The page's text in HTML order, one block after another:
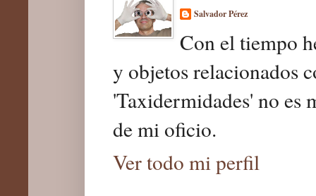
Salvador Pérez
Con el tiempo
y objetos relacionados
'Taxidermidades' no es
de mi oficio.
Ver todo mi perfil